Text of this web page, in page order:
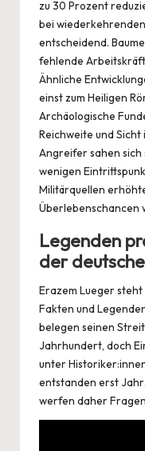
zu 30 Prozent
bei
entscheidend.
fehlende
Ähnliche
einst zum Heiligen
Archäologische
Reichweite und
Angreifer sahen sich
wenigen
Militärquellen
Überlebenschancen
Legenden
der
Erazem Lueger
Fakten und
belegen seinen
Jahrhundert, doch
unter
entstanden erst
werfen daher